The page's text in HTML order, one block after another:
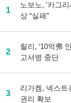
1
노보노, '카그
상 “실패”
2
릴리, ‘10억弗
고셔병 중단
3
리가켐, 넥스트
권리 확보